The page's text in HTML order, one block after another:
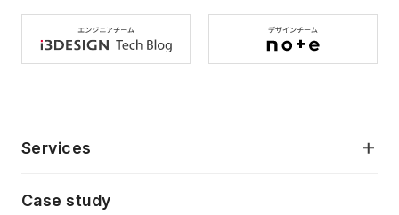
Services
Case study